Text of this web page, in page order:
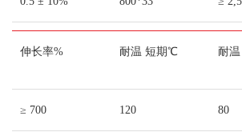
伸长率%
≥ 700
耐温 短期℃
120
耐
80